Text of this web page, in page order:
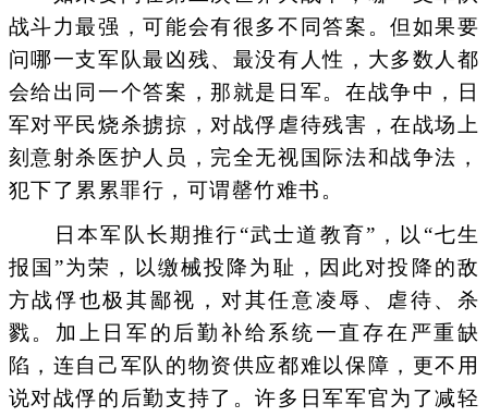
战斗力最强，可能会有很多不同答案。但如果要
问哪一支军队最凶残、最没有人性，大多数人都
会给出同一个答案，那就是日军。在战争中，日
军对平民烧杀掳掠，对战俘虐待残害，在战场上
刻意射杀医护人员，完全无视国际法和战争法，
犯下了累累罪行，可谓罄竹难书。
日本军队长期推行“武士道教育”，以“七生
报国”为荣，以缴械投降为耻，因此对投降的敌
方战俘也极其鄙视，对其任意凌辱、虐待、杀
戮。加上日军的后勤补给系统一直存在严重缺
陷，连自己军队的物资供应都难以保障，更不用
说对战俘的后勤支持了。许多日军军官为了减轻